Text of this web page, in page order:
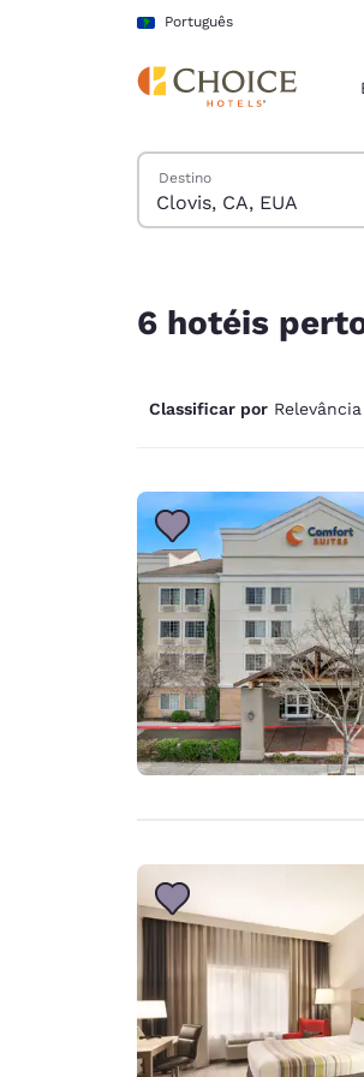
Pular Para Conteúdo Principal
Português
Pesquisar hotéis
Destino
6 hotéis
Classificar por Relevância